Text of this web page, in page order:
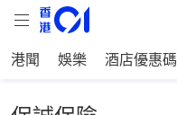
港聞 娛樂 酒店優惠碼